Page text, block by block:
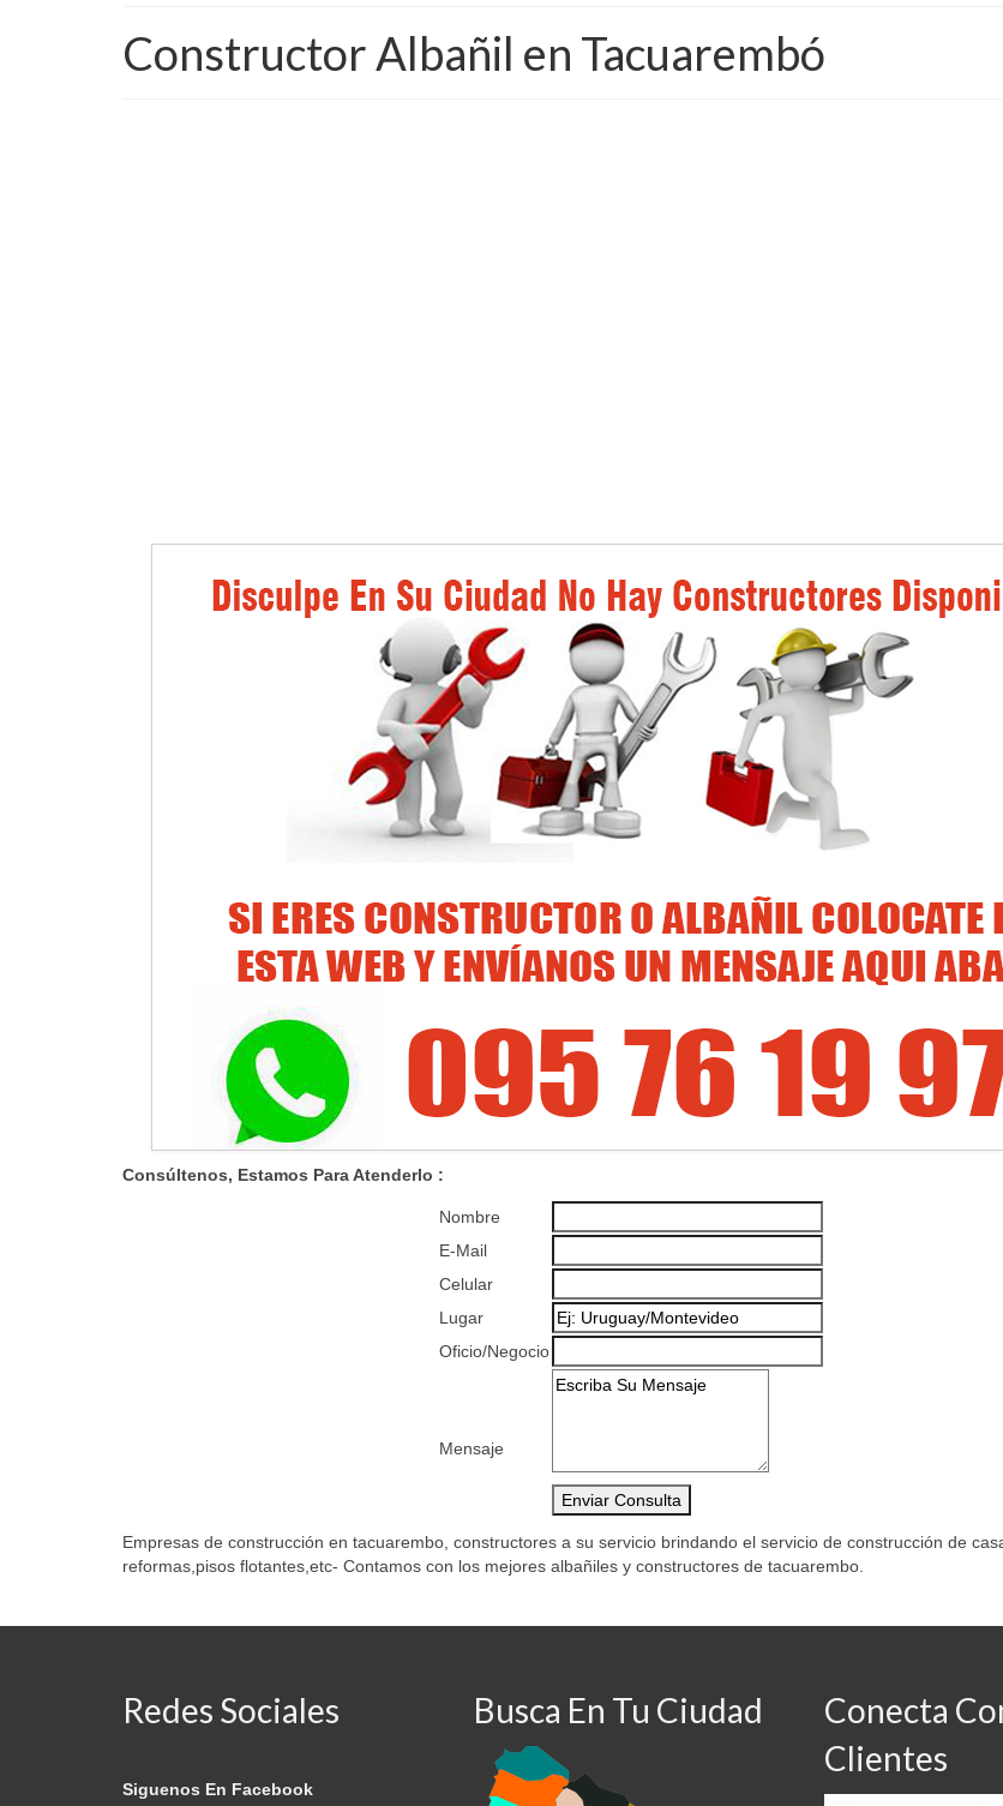
Constructor Albañil en Tacuarembó
Consúltenos, Estamos Para Atenderlo :
Nombre
E-Mail
Celular
Lugar
Oficio/Negocio
Mensaje
Empresas de construcción en tacuarembo, constructores a su servicio brindando el servicio de construcción de
reformas,pisos flotantes,etc- Contamos con los mejores albañiles y constructores de tacuarembo.
Redes Sociales
Siguenos En Facebook
Busca En Tu Ciudad
Conecta
Clientes